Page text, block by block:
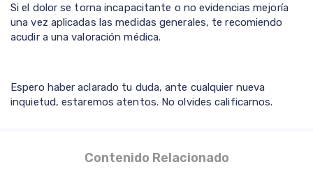
Si el dolor se torna incapacitante o no evidencias mejoría
una vez aplicadas las medidas generales, te recomiendo
acudir a una valoración médica.
Espero haber aclarado tu duda, ante cualquier nueva
inquietud, estaremos atentos. No olvides calificarnos.
Contenido Relacionado